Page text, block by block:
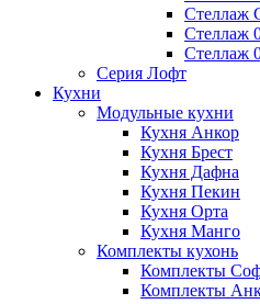
Стеллаж
Стеллаж
Стеллаж
Серия Лофт
Кухни
Модульные кухни
Кухня Анкор
Кухня Брест
Кухня Дафна
Кухня Пекин
Кухня Орта
Кухня Манго
Комплекты кухонь
Комплекты
Комплекты